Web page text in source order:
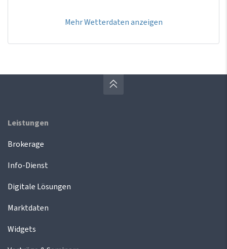
Mehr Wetterdaten anzeigen
Leistungen
Brokerage
Info-Dienst
Digitale Lösungen
Marktdaten
Widgets